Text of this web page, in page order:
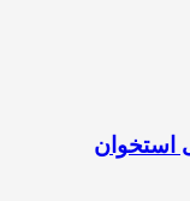
استخوان